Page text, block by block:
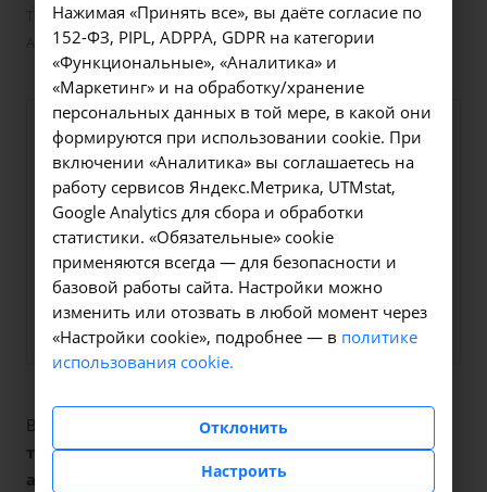
Термовоздействие: Наружная RF-терапия на аппарате EVA -
А20.30.023-03 в Иркутске
Оформите заявку на сайте,
мы свяжемся с вами в
ближайшее время и
ответим на все
интересующие вопросы.
11000 ₽
Заказать услугу
В наших клиниках мы проводим
термовоздействие: наружная rf-терапия на
аппарате eva
, код услуги (НМУ)
Нажимая «Принять все», вы даёте согласие по
152-ФЗ, PIPL, ADPPA, GDPR на категории
«Функциональные», «Аналитика» и
«Маркетинг» и на обработку/хранение
персональных данных в той мере, в какой они
формируются при использовании cookie. При
включении «Аналитика» вы соглашаетесь на
работу сервисов Яндекс.Метрика, UTMstat,
Google Analytics для сбора и обработки
статистики. «Обязательные» cookie
применяются всегда — для безопасности и
базовой работы сайта. Настройки можно
изменить или отозвать в любой момент через
«Настройки cookie», подробнее — в политике
использования cookie.
Отклонить
Настроить